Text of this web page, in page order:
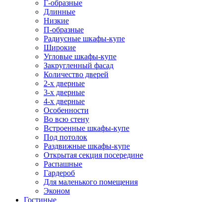
Г-образные
Длинные
Низкие
П-образные
Радиусные шкафы-купе
Широкие
Угловые шкафы-купе
Закругленный фасад
Количество дверей
2-х дверные
3-х дверные
4-х дверные
Особенности
Во всю стену
Встроенные шкафы-купе
Под потолок
Раздвижные шкафы-купе
Открытая секция посередине
Распашные
Гардероб
Для маленького помещения
Эконом
Гостиные